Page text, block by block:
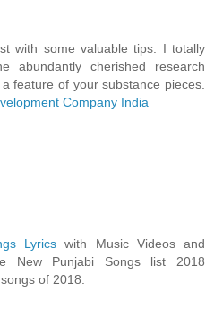
with some valuable tips. I totally
abundantly cherished research
feature of your substance pieces.
Company India
Lyrics with Music Videos and
New Punjabi Songs list 2018
of 2018.